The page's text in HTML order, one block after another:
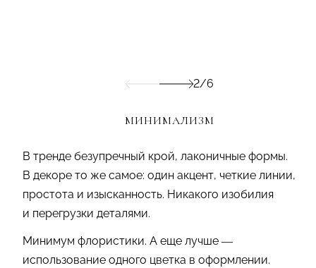
2/6
МИНИМАЛИЗМ
В тренде безупречный крой, лаконичные формы.
В декоре то же самое: один акцент, четкие линии,
простота и изысканность. Никакого изобилия
и перегрузки деталями.
Минимум флористики. А еще лучше —
использование одного цветка в оформлении.